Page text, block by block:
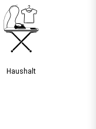
Haushalt